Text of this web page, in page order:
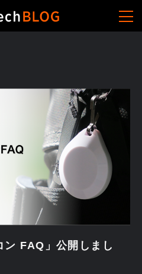
ン FAQ」公開しまし